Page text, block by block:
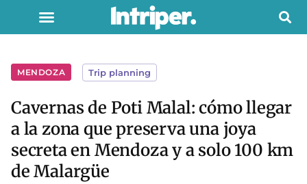
MENDOZA Trip planning
Cavernas de Poti Malal: cómo llegar
a la zona que preserva una joya
secreta en Mendoza y a solo 100 km
de Malargüe